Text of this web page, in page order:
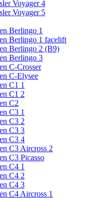
Voyager 4
Voyager 5
Berlingo 1
Berlingo 1 facelift
Berlingo 2 (B9)
Berlingo 3
C-Crosser
C-Elysee
C1 1
C1 2
C2
C3 1
C3 2
C3 3
C3 4
C3 Aircross 2
C3 Picasso
C4 1
C4 2
C4 3
C4 Aircross 1